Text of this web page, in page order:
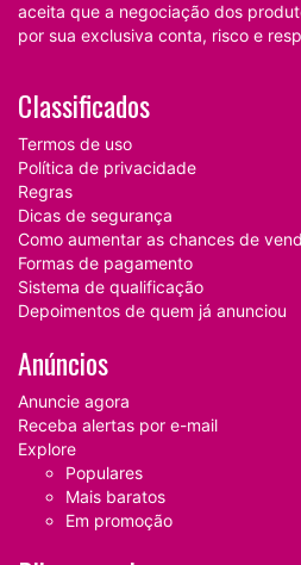
aceita que a negociação dos
por sua exclusiva conta, risco e
Classificados
Termos de uso
Política de privacidade
Regras
Dicas de segurança
Como aumentar as chances de
Formas de pagamento
Sistema de qualificação
Depoimentos de quem já anunciou
Anúncios
Anuncie agora
Receba alertas por e-mail
Explore
Populares
Mais baratos
Em promoção